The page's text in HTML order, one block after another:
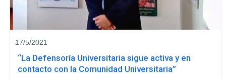
17/5/2021
“La Defensoría Universitaria sigue activa y en
contacto con la Comunidad Universitaria”